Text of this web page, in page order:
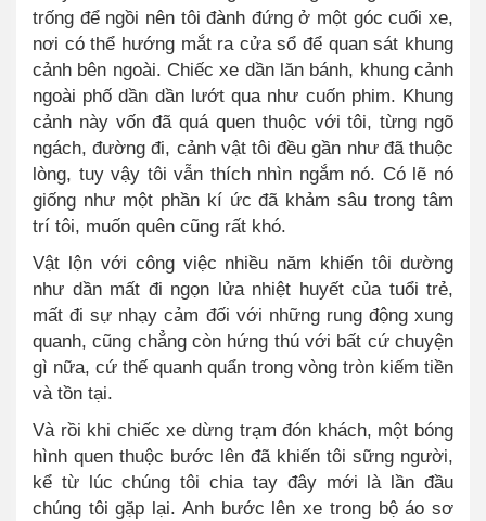
trống để ngồi nên tôi đành đứng ở một góc cuối xe,
nơi có thể hướng mắt ra cửa sổ để quan sát khung
cảnh bên ngoài. Chiếc xe dần lăn bánh, khung cảnh
ngoài phố dần dần lướt qua như cuốn phim. Khung
cảnh này vốn đã quá quen thuộc với tôi, từng ngõ
ngách, đường đi, cảnh vật tôi đều gần như đã thuộc
lòng, tuy vậy tôi vẫn thích nhìn ngắm nó. Có lẽ nó
giống như một phần kí ức đã khảm sâu trong tâm
trí tôi, muốn quên cũng rất khó.
Vật lộn với công việc nhiều năm khiến tôi dường
như dần mất đi ngọn lửa nhiệt huyết của tuổi trẻ,
mất đi sự nhạy cảm đối với những rung động xung
quanh, cũng chẳng còn hứng thú với bất cứ chuyện
gì nữa, cứ thế quanh quẩn trong vòng tròn kiếm tiền
và tồn tại.
Và rồi khi chiếc xe dừng trạm đón khách, một bóng
hình quen thuộc bước lên đã khiến tôi sững người,
kể từ lúc chúng tôi chia tay đây mới là lần đầu
chúng tôi gặp lại. Anh bước lên xe trong bộ áo sơ